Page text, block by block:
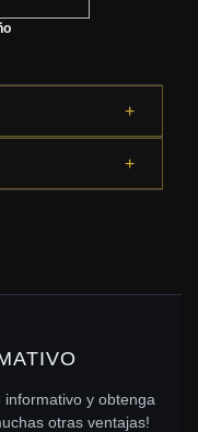
y obtenga
otras ventajas!